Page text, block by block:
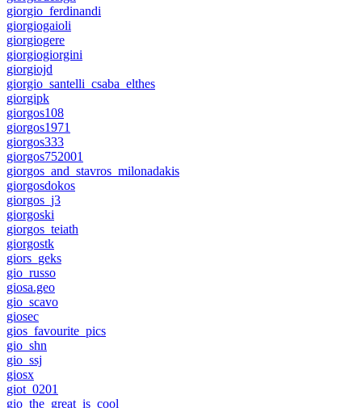
giorgio_ferdinandi
giorgiogaioli
giorgiogere
giorgiogiorgini
giorgiojd
giorgio_santelli_csaba_elthes
giorgipk
giorgos108
giorgos1971
giorgos333
giorgos752001
giorgos_and_stavros_milonadakis
giorgosdokos
giorgos_j3
giorgoski
giorgos_teiath
giorgostk
giors_geks
gio_russo
giosa.geo
gio_scavo
giosec
gios_favourite_pics
gio_shn
gio_ssj
giosx
giot_0201
gio_the_great_is_cool